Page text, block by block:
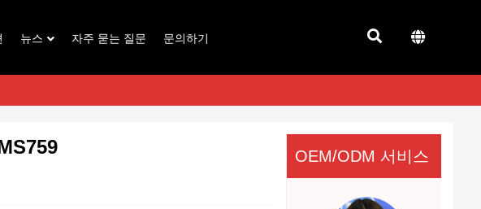
뉴스 자주 묻는 질문 문의하기
OEM/ODM 서비스